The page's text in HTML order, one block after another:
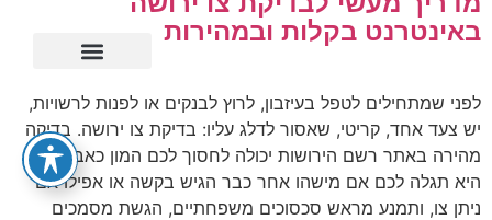
באינטרנט בקלות ובמהירות
לפני שמתחילים לטפל בעיזבון, לרוץ לבנקים או לפנות לרשויות,
יש צעד אחד, קריטי, שאסור לדלג עליו: בדיקת צו ירושה. בדיקה
מהירה באתר רשם הירושות יכולה לחסוך לכם המון כאב ראש.
היא תגלה לכם אם מישהו אחר כבר הגיש בקשה או אפילו אם
ניתן צו, ותמנע מראש סכסוכים משפחתיים, הגשת מסמכים